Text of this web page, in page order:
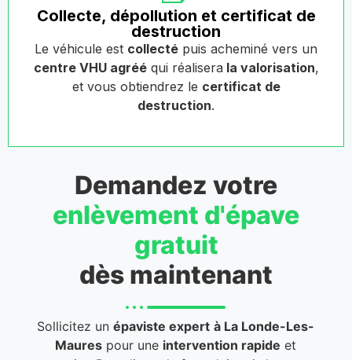
Collecte, dépollution et certificat de
destruction
Le véhicule est collecté puis acheminé vers un
centre VHU agrééqui réalisera la valorisation,
et vous obtiendrez le certificat de
destruction.
Demandez votre
enlèvement d'épave
gratuit
dès maintenant
Sollicitez unépaviste expert à La Londe-Les-
Maures pour une intervention rapide et